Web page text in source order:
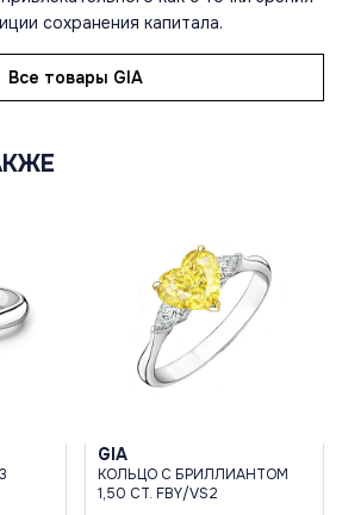
сохранения капитала.
Все товары GIA
GIA
КОЛЬЦО С БРИЛЛИАНТОМ
1,50 CT. FBY/VS2